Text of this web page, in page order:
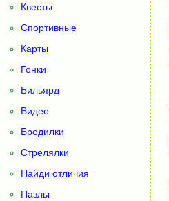
Квесты
Спортивные
Карты
Гонки
Бильярд
Видео
Бродилки
Стрелялки
Найди отличия
Пазлы